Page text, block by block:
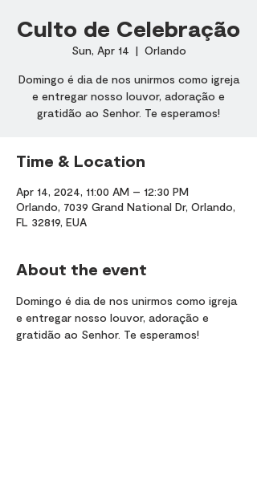
Culto de Celebração
Sun, Apr 14
  |
Orlando
Domingo é dia de nos unirmos como igreja
e entregar nosso louvor, adoração e
gratidão ao Senhor. Te esperamos!
Time & Location
Apr 14, 2024, 11:00 AM – 12:30 PM
Orlando, 7039 Grand National Dr, Orlando,
FL 32819, EUA
About the event
Domingo é dia de nos unirmos como igreja
e entregar nosso louvor, adoração e
gratidão ao Senhor. Te esperamos!